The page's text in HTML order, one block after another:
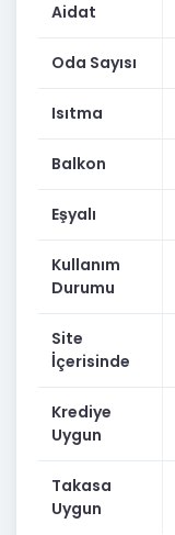
Aidat
Oda Sayısı
Isıtma
Balkon
Eşyalı
Kullanım
Durumu
Site
İçerisinde
Krediye
Uygun
Takasa
Uygun